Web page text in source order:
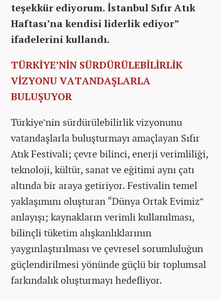
teşekkür ediyorum. İstanbul Sıfır Atık
Haftası’na kendisi liderlik ediyor”
ifadelerini kullandı.
TÜRKİYE’NİN SÜRDÜRÜLEBİLİRLİK
VİZYONU VATANDAŞLARLA
BULUŞUYOR
Türkiye’nin sürdürülebilirlik vizyonunu
vatandaşlarla buluşturmayı amaçlayan Sıfır
Atık Festivali; çevre bilinci, enerji verimliliği,
teknoloji, kültür, sanat ve eğitimi aynı çatı
altında bir araya getiriyor. Festivalin temel
yaklaşımını oluşturan “Dünya Ortak Evimiz”
anlayışı; kaynakların verimli kullanılması,
bilinçli tüketim alışkanlıklarının
yaygınlaştırılması ve çevresel sorumluluğun
güçlendirilmesi yönünde güçlü bir toplumsal
farkındalık oluşturmayı hedefliyor.